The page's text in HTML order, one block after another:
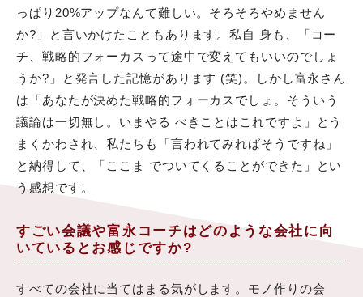
っぱり20%アップなんて難しい。そろそろやめません
か?」と言いかけたこともあります。私自 身も、「コー
チ、戦略的フォーカスって途中で変えてもいいのでしょ
うか?」と発言した記憶があります (笑)。しかし富永さん
は「あなたが決めた戦略的フォーカスでしょ。そういう
議論は一切無し。いまやる べきことはこれですよ」とう
まくかわされ、私たちも「言われてみればそうですね」
と納得して、「ここま でついてくることができた」とい
う感想です。
すごい会議や富永コーチはどのような会社に向
いているとお感じですか?
すべての会社に当てはまる気がします。モノ作りの会